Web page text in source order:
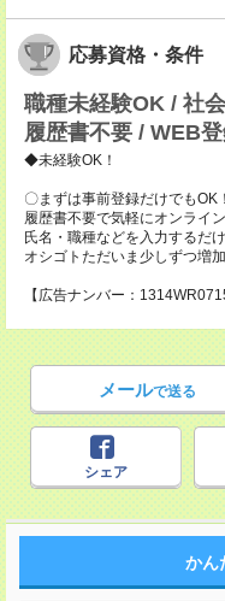
応募資格・条件
職種未経験OK / 社
履歴書不要 / WEB
◆未経験OK！
〇まずは事前登録だけでもOK！
履歴書不要で気軽にオンライ
氏名・職種などを入力するだ
オシゴトただいま少しずつ増
【広告ナンバー：
メールで送る
シェア
かん